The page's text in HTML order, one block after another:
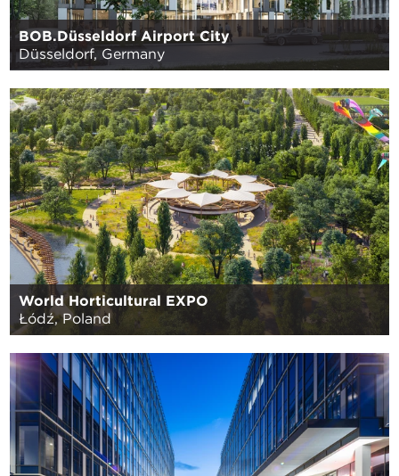
BOB.Düsseldorf Airport City
Düsseldorf, Germany
World Horticultural EXPO
Łódź, Poland